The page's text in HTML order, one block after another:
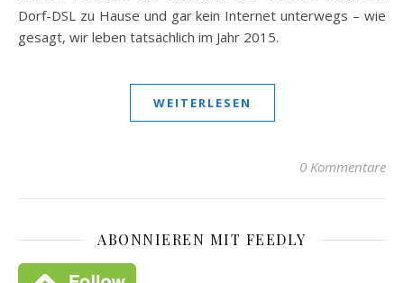
Dorf-DSL zu Hause und gar kein Internet unterwegs – wie
gesagt, wir leben tatsächlich im Jahr 2015.
WEITERLESEN
0 Kommentare
ABONNIEREN MIT FEEDLY